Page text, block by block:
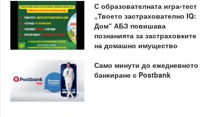
С образователната игра-тест
„Твоето застрахователно IQ:
Дом“ АБЗ повишава
познанията за застраховките
на домашно имущество
Само минути до ежедневното
банкиране с Postbank